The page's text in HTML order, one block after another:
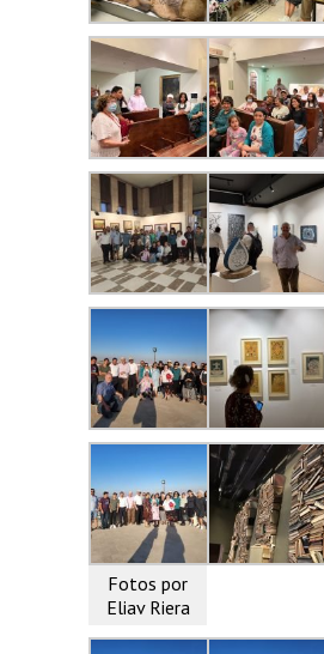
Fotos por
Eliav Riera